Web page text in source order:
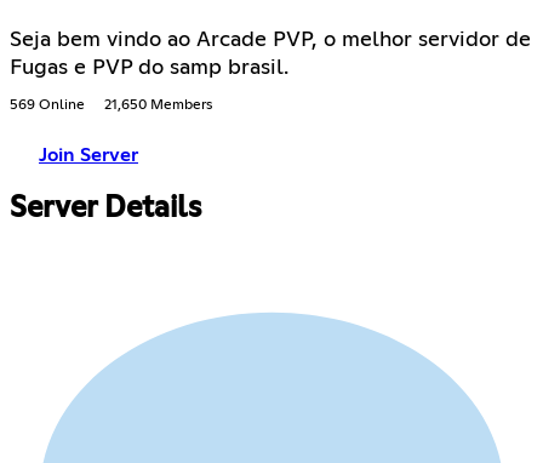
Seja bem vindo ao Arcade PVP, o melhor servidor de
Fugas e PVP do samp brasil.
569 Online 21,650 Members
Join Server
Server Details